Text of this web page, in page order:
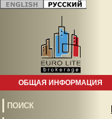
ОБЩАЯ ИНФОРМАЦИЯ
ПОИСК